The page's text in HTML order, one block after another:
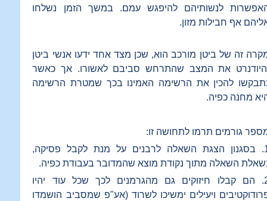
לנשותיהם להיפגש עמם. במשך הזמן נשלחו
אף חבילות מזון.
זה של ביטן מורכב הוא, שכן מצד אחד ידעו אנשי ביטן
את המצב שהתרחש סביבם לאשורו. אך כאשר
להכין את הרשימה האמינו בכך שמטרת הרשימה
מחנה כפיה.
גורמים תרמו לתחושה זו:
1. בסגנון הצגת השאלה לרבנים על מנת לקבל פסיקה,
השאלה מתוך נקודת מוצא שהמדובר בעבודת כפיה.
2. הם קבלו חיזוקים גם מהגרמנים לכך שכל עוד יהיו
ויעילים ימשיכו לשרוד (אע"פ שמסביב הושמדו